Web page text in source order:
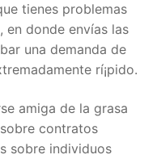
tienes problemas
en donde envías las
una demanda de
rí¡pido.
amiga de la grasa
contratos
sobre individuos